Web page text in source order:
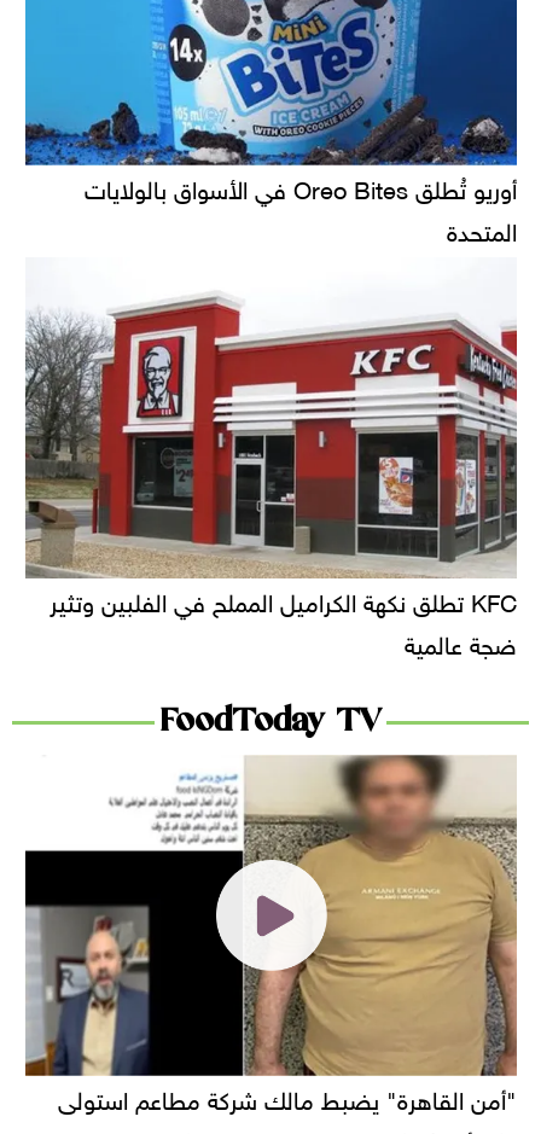
أوريو تُطلق Oreo Bites في الأسواق بالولايات
المتحدة
KFC تطلق نكهة الكراميل المملح في الفلبين وتثير
ضجة عالمية
FoodToday TV
"أمن القاهرة" يضبط مالك شركة مطاعم استولى